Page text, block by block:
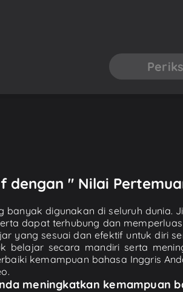
" Nilai
digunakan di seluruh dunia.
dapat terhubung dan
yang sesuai dan efektif untuk diri
belajar secara mandiri serta
kemampuan bahasa Inggris
meningkatkan kemampuan